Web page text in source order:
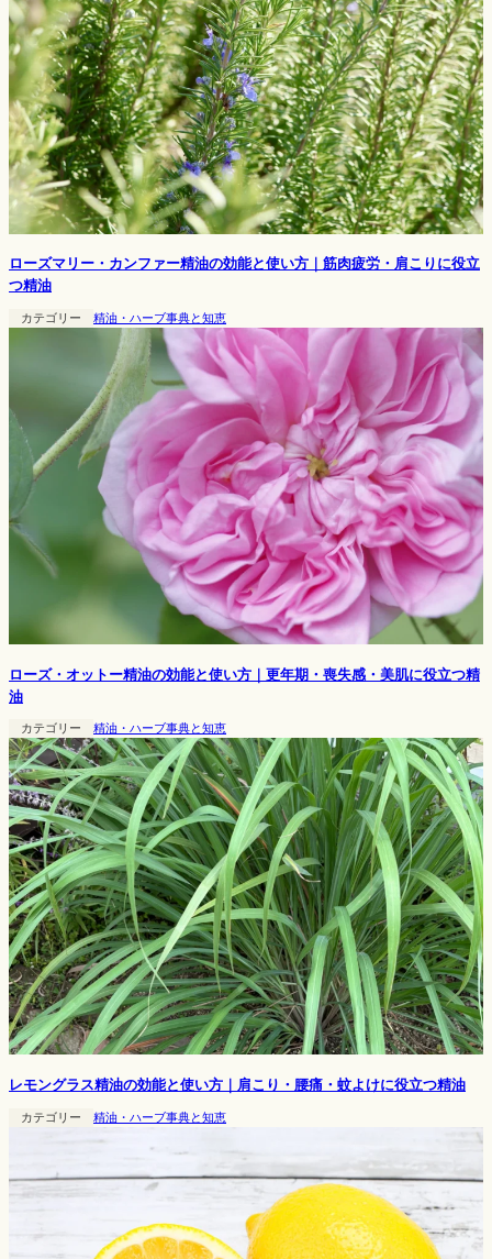
ローズマリー・カンファー精油の効能と使い方｜筋肉疲労・肩こりに役立
つ精油
カテゴリー 精油・ハーブ事典と知恵
ローズ・オットー精油の効能と使い方｜更年期・喪失感・美肌に役立つ精
油
カテゴリー 精油・ハーブ事典と知恵
レモングラス精油の効能と使い方｜肩こり・腰痛・蚊よけに役立つ精油
カテゴリー 精油・ハーブ事典と知恵